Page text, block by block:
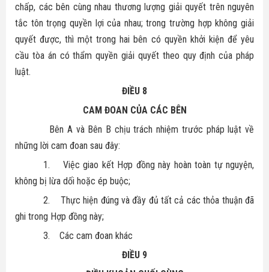
chấp, các bên cùng nhau thương lượng giải quyết trên nguyên
tắc tôn trọng quyền lợi của nhau; trong trường hợp không giải
quyết được, thì một trong hai bên có quyền khởi kiện để yêu
cầu tòa án có thẩm quyền giải quyết theo quy định của pháp
luật.
ĐIỀU 8
CAM ĐOAN CỦA CÁC BÊN
Bên A và Bên B chịu trách nhiệm trước pháp luật về
những lời cam đoan sau đây:
1.
Việc giao kết Hợp đồng này hoàn toàn tự nguyện,
không bị lừa dối hoặc ép buộc;
2.
Thực hiện đúng và đầy đủ tất cả các thỏa thuận đã
ghi trong Hợp đồng này;
3.
Các cam đoan khác
ĐIỀU 9